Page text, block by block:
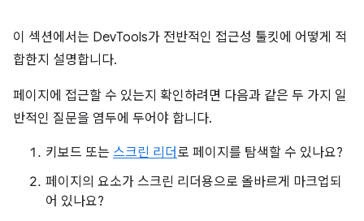
이 섹션에서는 DevTools가 전반적인 접근성 툴킷에 어떻게 적
합한지 설명합니다.
페이지에 접근할 수 있는지 확인하려면 다음과 같은 두 가지 일
반적인 질문을 염두에 두어야 합니다.
키보드 또는 스크린 리더 로 페이지를 탐색할 수 있나요?
페이지의 요소가 스크린 리더용으로 올바르게 마크업되
어 있나요?